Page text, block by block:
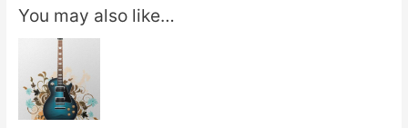
You may also like…